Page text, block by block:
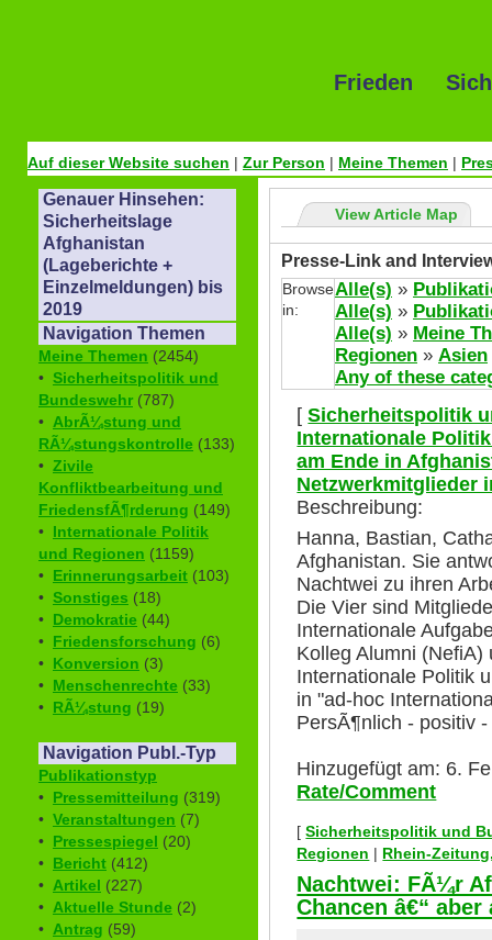
Frieden
Auf dieser Website suchen | Zur Person | Meine Themen |
Genauer Hinsehen:
Sicherheitslage
Afghanistan
(Lageberichte +
Einzelmeldungen) bis
2019
Navigation Themen
Meine Themen (2454)
• Sicherheitspolitik und
Bundeswehr (787)
• AbrÃ¼stung und
RÃ¼stungskontrolle (133)
• Zivile
Konfliktbearbeitung und
FriedensfÃ¶rderung (149)
• Internationale Politik
und Regionen (1159)
• Erinnerungsarbeit (103)
• Sonstiges (18)
• Demokratie (44)
• Friedensforschung (6)
• Konversion (3)
• Menschenrechte (33)
• RÃ¼stung (19)
Navigation Publ.-Typ
Publikationstyp
• Pressemitteilung (319)
• Veranstaltungen (7)
• Pressespiegel (20)
• Bericht (412)
• Artikel (227)
• Aktuelle Stunde (2)
• Antrag (59)
View Article Map
Presse-Link and
Browse
in:
Alle(s) »
Alle(s) »
Alle(s) » Meine
Regionen » Asien
Any of these
[Sicherheitspolitik
Internationale
am Ende in
Netzwerkmitglieder
Beschreibung:
Hanna, Bastian,
Afghanistan. Sie
Nachtwei zu ihren
Die Vier sind
Internationale
Kolleg Alumni
Internationale Politik
in "ad-hoc
PersÃ¶nlich - positiv
Hinzugefügt am: 6.
Rate/Comment
[Sicherheitspolitik und
Regionen | Rhein-
Nachtwei: FÃ¼r
Chancen â€“